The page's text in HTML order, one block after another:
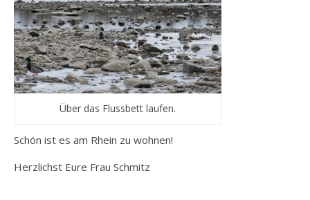
Über das Flussbett laufen.
Schön ist es am Rhein zu wohnen!
Herzlichst Eure Frau Schmitz